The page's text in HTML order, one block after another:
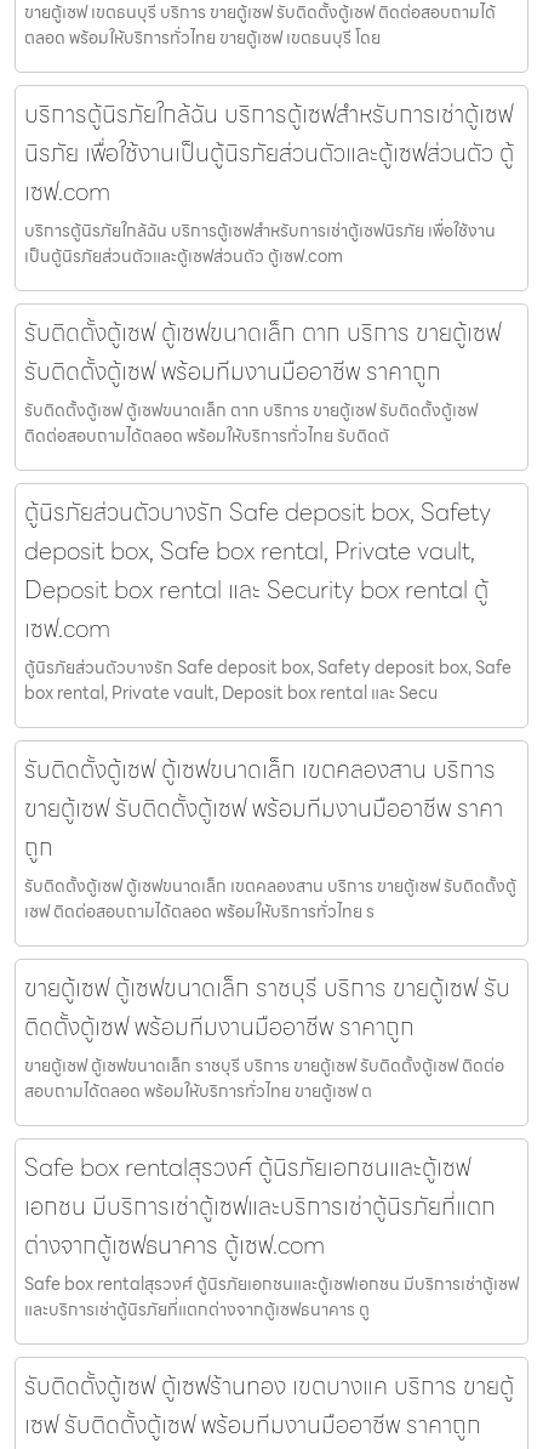
ขายตู้เซฟ เขตธนบุรี บริการ ขายตู้เซฟ รับติดตั้งตู้เซฟ ติดต่อสอบถามได้
ตลอด พร้อมให้บริการทั่วไทย ขายตู้เซฟ เขตธนบุรี โดย
บริการตู้นิรภัยใกล้ฉัน บริการตู้เซฟสำหรับการเช่าตู้เซฟ
นิรภัย เพื่อใช้งานเป็นตู้นิรภัยส่วนตัวและตู้เซฟส่วนตัว ตู้
เซฟ.com
บริการตู้นิรภัยใกล้ฉัน บริการตู้เซฟสำหรับการเช่าตู้เซฟนิรภัย เพื่อใช้งาน
เป็นตู้นิรภัยส่วนตัวและตู้เซฟส่วนตัว ตู้เซฟ.com
รับติดตั้งตู้เซฟ ตู้เซฟขนาดเล็ก ตาก บริการ ขายตู้เซฟ
รับติดตั้งตู้เซฟ พร้อมทีมงานมืออาชีพ ราคาถูก
รับติดตั้งตู้เซฟ ตู้เซฟขนาดเล็ก ตาก บริการ ขายตู้เซฟ รับติดตั้งตู้เซฟ
ติดต่อสอบถามได้ตลอด พร้อมให้บริการทั่วไทย รับติดตั
ตู้นิรภัยส่วนตัวบางรัก Safe deposit box, Safety
deposit box, Safe box rental, Private vault,
Deposit box rental และ Security box rental ตู้
เซฟ.com
ตู้นิรภัยส่วนตัวบางรัก Safe deposit box, Safety deposit box, Safe
box rental, Private vault, Deposit box rental และ Secu
รับติดตั้งตู้เซฟ ตู้เซฟขนาดเล็ก เขตคลองสาน บริการ
ขายตู้เซฟ รับติดตั้งตู้เซฟ พร้อมทีมงานมืออาชีพ ราคา
ถูก
รับติดตั้งตู้เซฟ ตู้เซฟขนาดเล็ก เขตคลองสาน บริการ ขายตู้เซฟ รับติดตั้งตู้
เซฟ ติดต่อสอบถามได้ตลอด พร้อมให้บริการทั่วไทย ร
ขายตู้เซฟ ตู้เซฟขนาดเล็ก ราชบุรี บริการ ขายตู้เซฟ รับ
ติดตั้งตู้เซฟ พร้อมทีมงานมืออาชีพ ราคาถูก
ขายตู้เซฟ ตู้เซฟขนาดเล็ก ราชบุรี บริการ ขายตู้เซฟ รับติดตั้งตู้เซฟ ติดต่อ
สอบถามได้ตลอด พร้อมให้บริการทั่วไทย ขายตู้เซฟ ต
Safe box rentalสุรวงศ์ ตู้นิรภัยเอกชนและตู้เซฟ
เอกชน มีบริการเช่าตู้เซฟและบริการเช่าตู้นิรภัยที่แตก
ต่างจากตู้เซฟธนาคาร ตู้เซฟ.com
Safe box rentalสุรวงศ์ ตู้นิรภัยเอกชนและตู้เซฟเอกชน มีบริการเช่าตู้เซฟ
และบริการเช่าตู้นิรภัยที่แตกต่างจากตู้เซฟธนาคาร ตู
รับติดตั้งตู้เซฟ ตู้เซฟร้านทอง เขตบางแค บริการ ขายตู้
เซฟ รับติดตั้งตู้เซฟ พร้อมทีมงานมืออาชีพ ราคาถูก